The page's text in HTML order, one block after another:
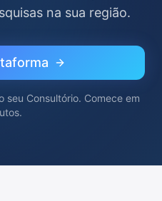
na sua região.
seu Consultório. Comece em